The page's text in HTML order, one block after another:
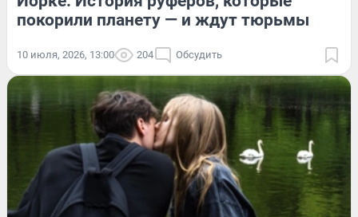
покорили планету — и ждут тюрьмы
10 июля, 2026, 13:00 204 Обсудить